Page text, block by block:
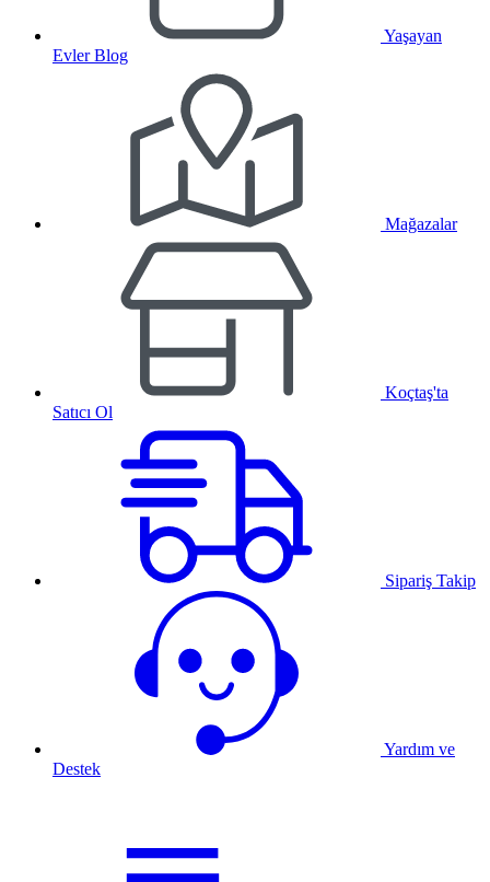
Yaşayan
Evler Blog
Mağazalar
Koçtaş'ta
Satıcı Ol
Sipariş Takip
Yardım ve
Destek